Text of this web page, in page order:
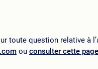
toute question relative à
ou consulter cette